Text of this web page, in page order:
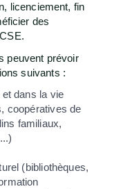
licenciement, fin
des
peuvent prévoir
suivants :
dans la vie
coopératives de
familiaux,
(bibliothèques,